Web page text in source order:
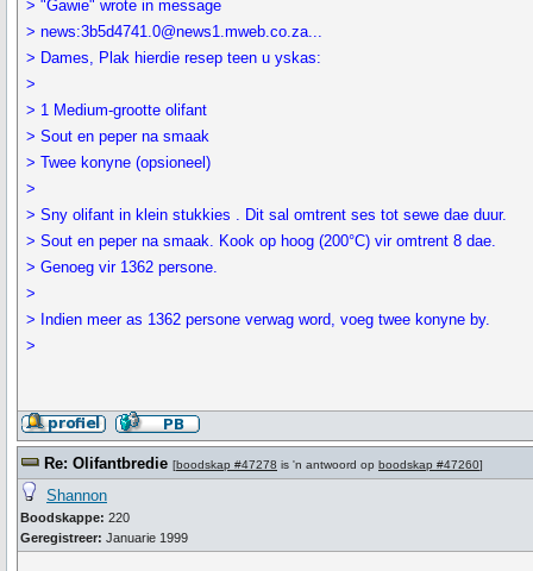
> "Gawie" wrote in message
> news:3b5d4741.0@news1.mweb.co.za...
> Dames, Plak hierdie resep teen u yskas:
>
> 1 Medium-grootte olifant
> Sout en peper na smaak
> Twee konyne (opsioneel)
>
> Sny olifant in klein stukkies . Dit sal omtrent ses tot sewe dae duur.
> Sout en peper na smaak. Kook op hoog (200°C) vir omtrent 8 dae.
> Genoeg vir 1362 persone.
>
> Indien meer as 1362 persone verwag word, voeg twee konyne by.
>
Re: Olifantbredie [boodskap #47278 is 'n antwoord op boodskap #47260]
Shannon
Boodskappe: 220
Geregistreer: Januarie 1999